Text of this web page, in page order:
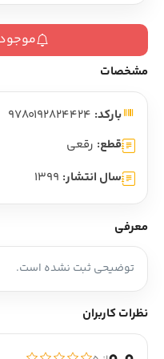
مشخصات
بارکد:
قطع: رقعی
سال انتشار: 1399
معرفی
توضیحی ثبت نشده است.
نظرات کاربران